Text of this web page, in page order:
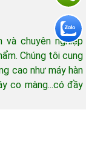
chuyên nghiệp
Chúng tôi cung
cao như máy hàn
co màng...có đầy